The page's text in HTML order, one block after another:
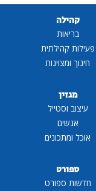
קהילה
בריאות
פעילות קהילתית
חינוך ומצוינות
מגזין
עיצוב וסטייל
אנשים
אוכל ומתכונים
ספורט
חדשות ספורט